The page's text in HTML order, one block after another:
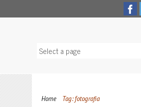
Home Tag: fotografia